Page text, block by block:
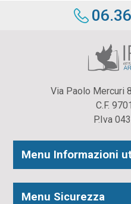
Via Paolo Mercuri
C.F.
P.Iva
Menu Informazioni
Menu Sicurezza